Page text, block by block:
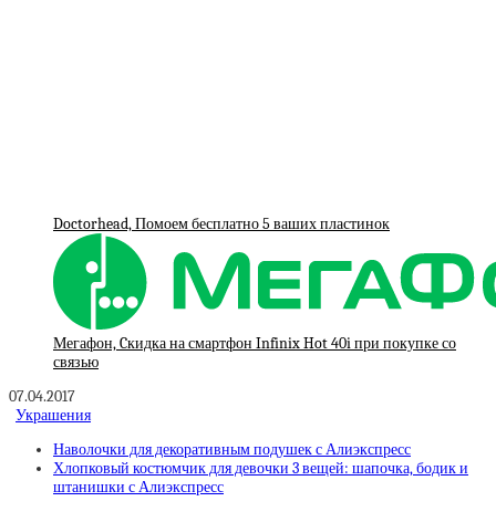
Doctorhead, Помоем бесплатно 5 ваших пластинок
Мегафон, Cкидка на смартфон Infinix Hot 40i при покупке со
связью
07.04.2017
Украшения
Наволочки для декоративным подушек с Алиэкспресс
Хлопковый костюмчик для девочки 3 вещей: шапочка, бодик и
штанишки с Алиэкспресс